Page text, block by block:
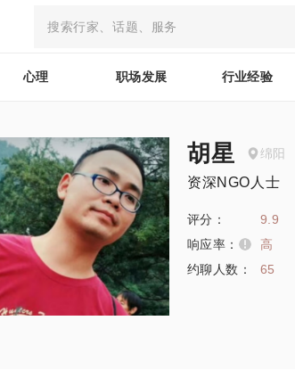
心理 职场发展 行业经验
胡星 绵阳
资深NGO人士
评分：
9.9
响应率：
高
约聊人数：
65